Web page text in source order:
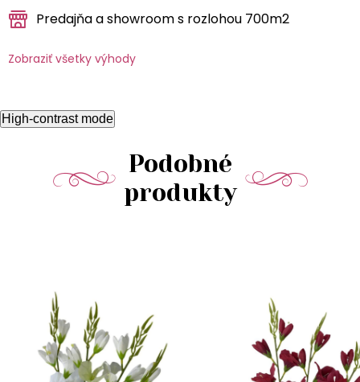
Predajňa a showroom s rozlohou 700m2
Zobraziť všetky výhody
High-contrast mode
Podobné
produkty